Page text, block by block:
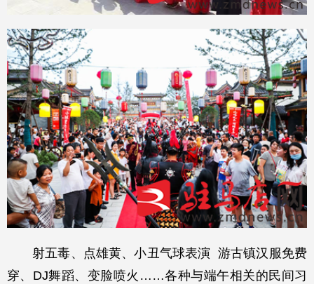
射五毒、点雄黄、小丑气球表演 游古镇汉服免费
穿、DJ舞蹈、变脸喷火……各种与端午相关的民间习